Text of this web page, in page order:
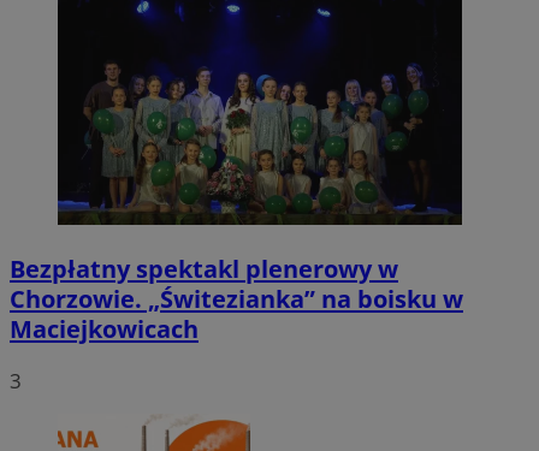
Bezpłatny spektakl plenerowy w
Chorzowie. „Świtezianka” na boisku w
Maciejkowicach
3